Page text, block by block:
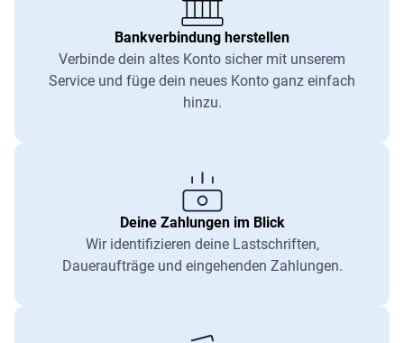
Bankverbindung herstellen
Verbinde dein altes Konto sicher mit unserem
Service und füge dein neues Konto ganz einfach
hinzu.
Deine Zahlungen im Blick
Wir identifizieren deine Lastschriften,
Daueraufträge und eingehenden Zahlungen.